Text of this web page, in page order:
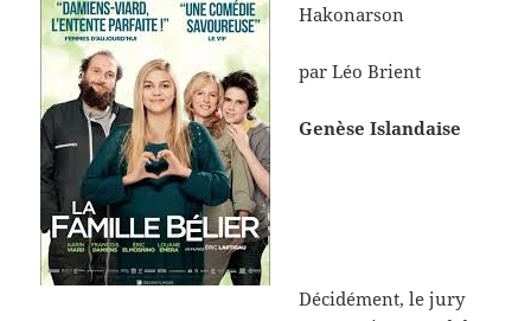
Hakonarson
par Léo Brient
Genèse Islandaise
Décidément, le jury